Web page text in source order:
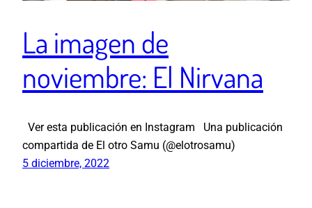
La imagen de
noviembre: El Nirvana
Ver esta publicación en Instagram Una publicación
compartida de El otro Samu (@elotrosamu)
5 diciembre, 2022